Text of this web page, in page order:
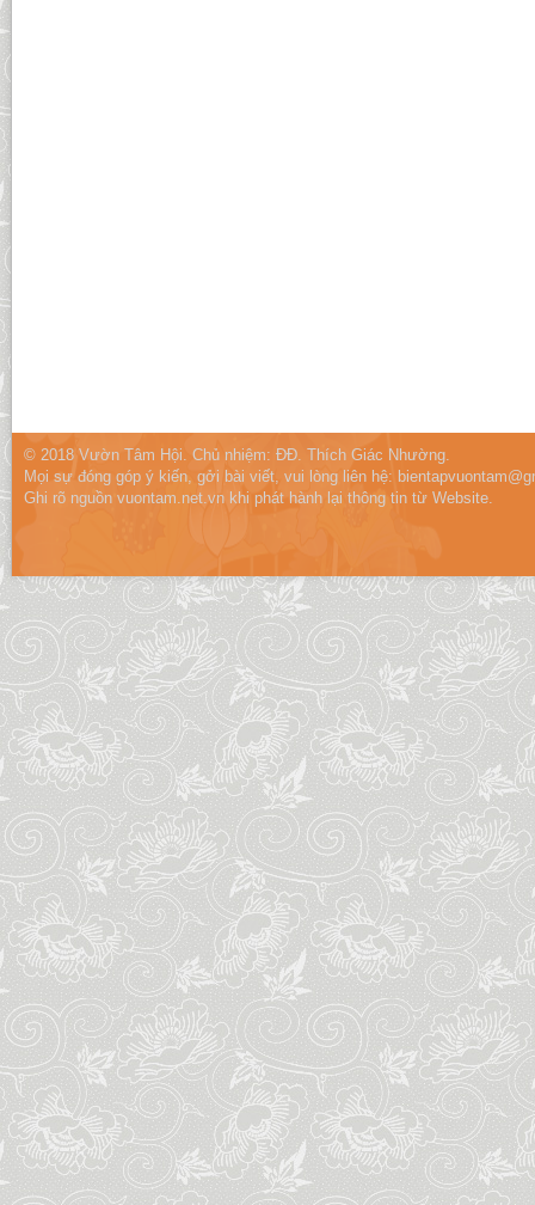
© 2018 Vườn Tâm Hội. Chủ nhiệm: ĐĐ. Thích Giác Nhường.
Mọi sự đóng góp ý kiến, gởi bài viết, vui lòng liên hệ:
Ghi rõ nguồn vuontam.net.vn khi phát hành lại thông tin từ Website.